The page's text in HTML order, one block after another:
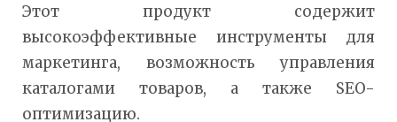
Этот продукт содержит
высокоэффективные инструменты для
маркетинга, возможность управления
каталогами товаров, а также SEO-
оптимизацию.